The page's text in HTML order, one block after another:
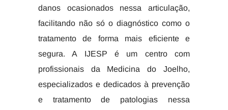
danos ocasionados nessa articulação,
facilitando não só o diagnóstico como o
tratamento de forma mais eficiente e
segura. A IJESP é um centro com
profissionais da Medicina do Joelho,
especializados e dedicados à prevenção
e tratamento de patologias nessa